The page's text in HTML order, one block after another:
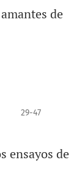
de
29-47
ensayos de